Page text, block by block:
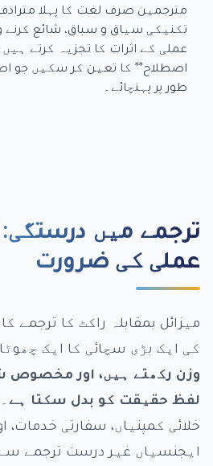
مترجمین صرف لغت کا پہلا
تکنیکی سیاق و سباق، شائع کرنے
عملی کے اثرات کا تجزیہ کرتے
اصطلاح** کا تعین کر سکیں جو
طور پر پہنچائے۔
ترجمے میں
عملی کی ضرورت
میزائل بمقابلہ راکٹ کا ترجمے
کی ایک بڑی سچائی کا ایک
وزن رکھتے ہیں، اور
لفظ حقیقت کو بدل سکتا ہے
خلائی کمپنیاں، سفارتی خدمات،
ایجنسیاں غیر درست ترجمے سے